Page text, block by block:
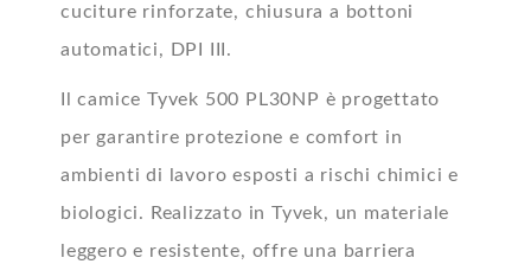
cuciture rinforzate, chiusura a bottoni
automatici, DPI III.
Il camice Tyvek 500 PL30NP è progettato
per garantire protezione e comfort in
ambienti di lavoro esposti a rischi chimici e
biologici. Realizzato in Tyvek, un materiale
leggero e resistente, offre una barriera